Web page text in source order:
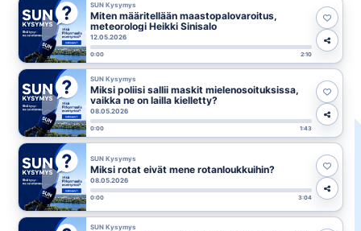
SUN Kysymys
Miten määritellään maastopalovaroitus,
meteorologi Heikki Sinisalo
12.05.2026
0:00 2:10
SUN Kysymys
Miksi poliisi sallii maskit mielenosoituksissa,
vaikka ne on lailla kielletty?
08.05.2026
0:00 1:43
SUN Kysymys
Miksi rotat eivät mene rotanloukkuihin?
08.05.2026
0:00 3:04
SUN Kysymys